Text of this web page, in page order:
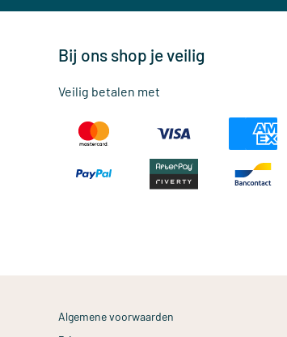
Bij ons shop je veilig
Veilig betalen met
Algemene voorwaarden